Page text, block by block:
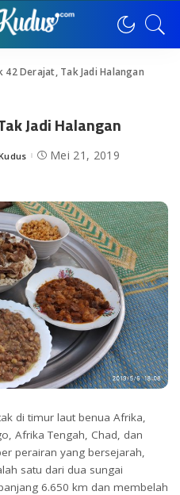
42 Derajat, Tak Jadi Halangan
Jadi Halangan
Mei 21, 2019
di timur laut benua Afrika,
Afrika Tengah, Chad, dan
perairan yang bersejarah,
satu dari dua sungai
6.650 km dan membelah